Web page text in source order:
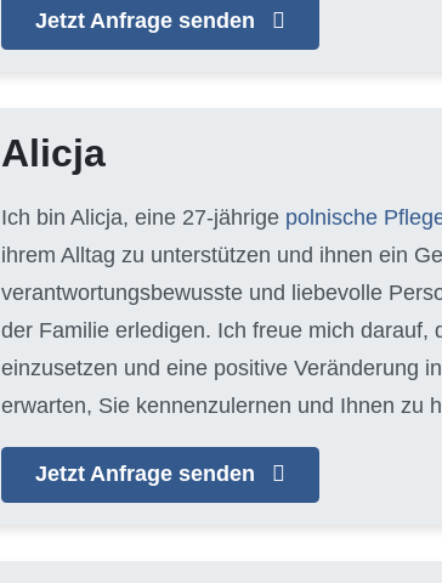
Jetzt Anfrage senden
Alicja
Ich bin Alicja, eine 27-jährige polnische
ihrem Alltag zu unterstützen und ihnen ein
verantwortungsbewusste und liebevolle
der Familie erledigen. Ich freue mich
einzusetzen und eine positive Veränderung
erwarten, Sie kennenzulernen und Ihnen zu
Jetzt Anfrage senden